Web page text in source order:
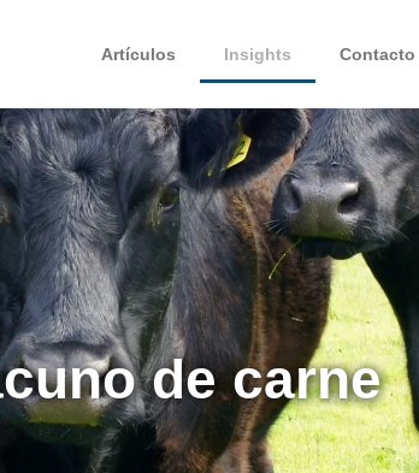
Artículos Insights Contacto
de carne